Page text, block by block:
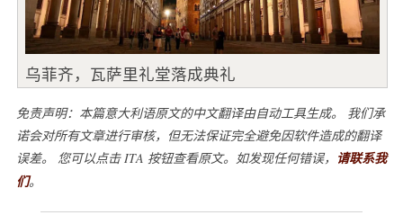
乌菲齐，瓦萨里礼堂落成典礼
免责声明：本篇意大利语原文的中文翻译由自动工具生成。 我们承
诺会对所有文章进行审核，但无法保证完全避免因软件造成的翻译
误差。 您可以点击 ITA 按钮查看原文。如发现任何错误， 请联系我
们。